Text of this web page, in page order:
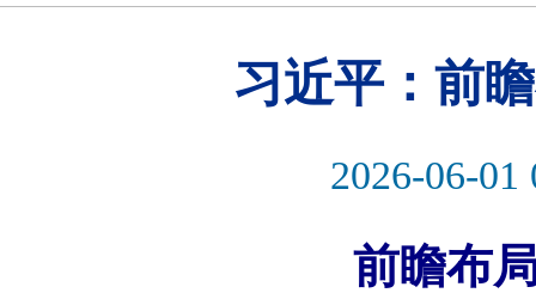
习近平：前
2026-06-01
前瞻布